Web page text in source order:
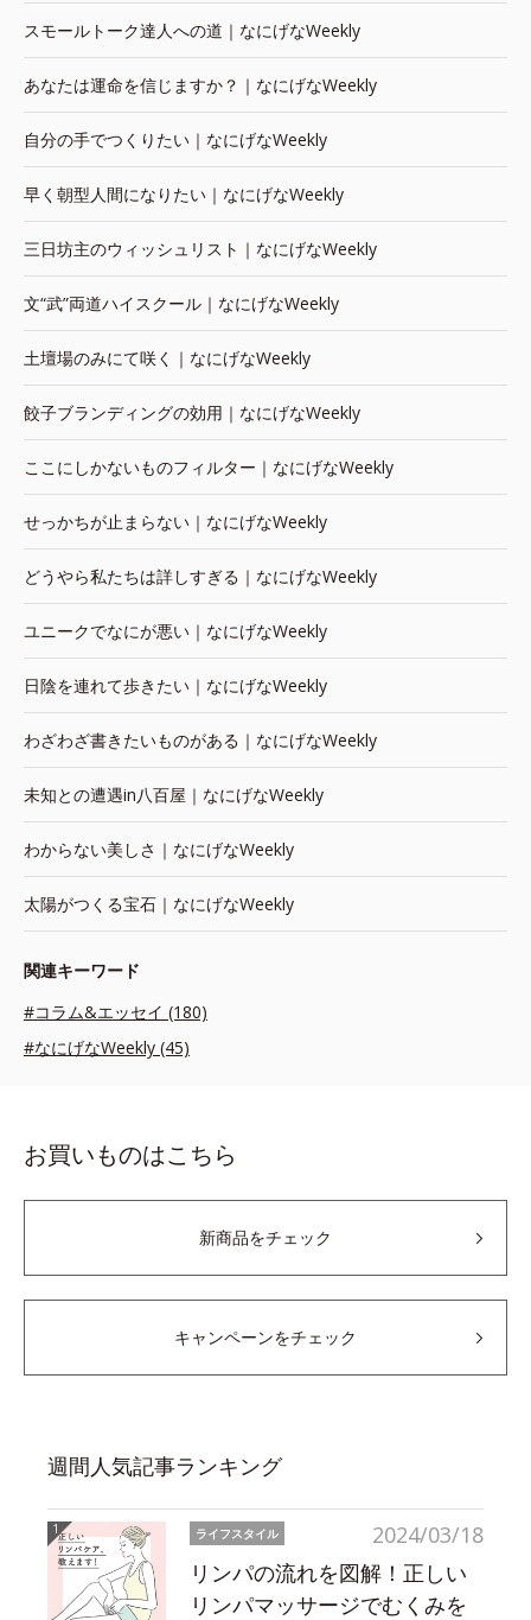
スモールトーク達人への道｜なにげなWeekly
あなたは運命を信じますか？｜なにげなWeekly
自分の手でつくりたい｜なにげなWeekly
早く朝型人間になりたい｜なにげなWeekly
三日坊主のウィッシュリスト｜なにげなWeekly
文“武”両道ハイスクール｜なにげなWeekly
土壇場のみにて咲く｜なにげなWeekly
餃子ブランディングの効用｜なにげなWeekly
ここにしかないものフィルター｜なにげなWeekly
せっかちが止まらない｜なにげなWeekly
どうやら私たちは詳しすぎる｜なにげなWeekly
ユニークでなにが悪い｜なにげなWeekly
日陰を連れて歩きたい｜なにげなWeekly
わざわざ書きたいものがある｜なにげなWeekly
未知との遭遇in八百屋｜なにげなWeekly
わからない美しさ｜なにげなWeekly
太陽がつくる宝石｜なにげなWeekly
関連キーワード
#コラム&エッセイ (180)
#なにげなWeekly (45)
お買いものはこちら
新商品をチェック
キャンペーンをチェック
週間人気記事ランキング
2024/03/18
ライフスタイル
リンパの流れを図解！正しい
リンパマッサージでむくみを